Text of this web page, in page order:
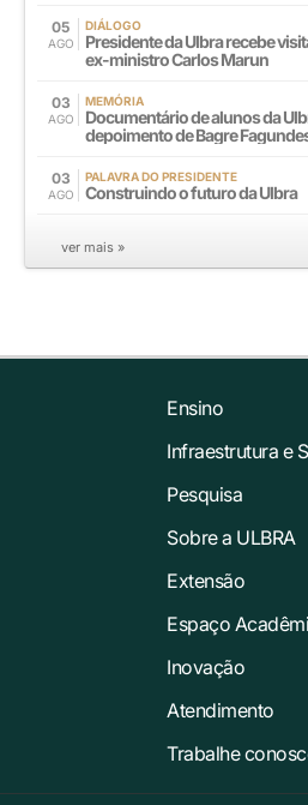
05
AGO
DIÁLOGO
Presidente da Ulbra recebe
ex-ministro Carlos Marun
03
AGO
MEMÓRIA
Documentário de alunos da
depoimento de Bagre
03
AGO
PALAVRA DO PRESIDENTE
Construindo o futuro da Ulbra
ver mais »
Ensino
Infraestrutura e
Pesquisa
Sobre a ULBRA
Extensão
Espaço
Inovação
Atendimento
Trabalhe